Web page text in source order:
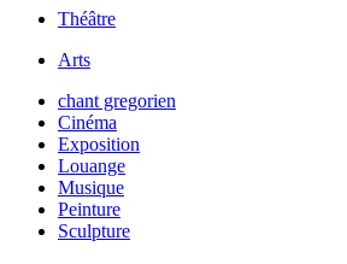
Théâtre
Arts
chant gregorien
Cinéma
Exposition
Louange
Musique
Peinture
Sculpture